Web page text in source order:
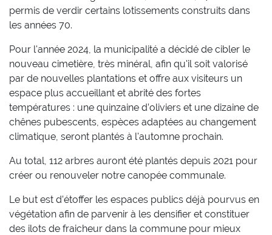
permis de verdir certains lotissements construits dans
les années 70.
Pour l'année 2024, la municipalité a décidé de cibler le
nouveau cimetière, très minéral, afin qu'il soit valorisé
par de nouvelles plantations et offre aux visiteurs un
espace plus accueillant et abrité des fortes
températures : une quinzaine d’oliviers et une dizaine de
chênes pubescents, espèces adaptées au changement
climatique, seront plantés à l'automne prochain.
Au total, 112 arbres auront été plantés depuis 2021 pour
créer ou renouveler notre canopée communale.
Le but est d’étoffer les espaces publics déjà pourvus en
végétation afin de parvenir à les densifier et constituer
des ilots de fraicheur dans la commune pour mieux